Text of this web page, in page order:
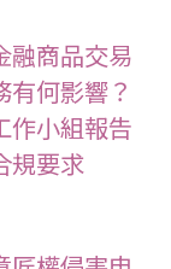
融商品交易
有何影響？
作小組報告
規要求